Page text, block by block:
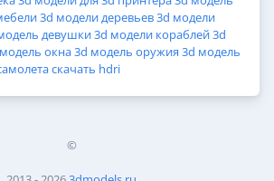
3d модели деревьев3d модели
девушки3d модели кораблей3d
окна3d модель оружия 3d модель
скачать hdri
©